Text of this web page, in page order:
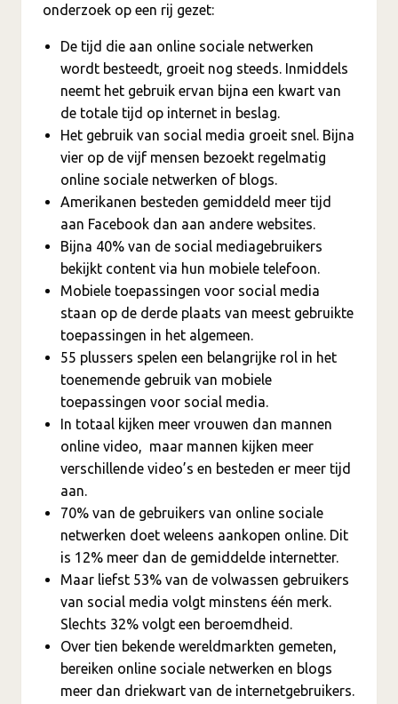
onderzoek op een rij gezet:
De tijd die aan online sociale netwerken
wordt besteedt, groeit nog steeds. Inmiddels
neemt het gebruik ervan bijna een kwart van
de totale tijd op internet in beslag.
Het gebruik van social media groeit snel. Bijna
vier op de vijf mensen bezoekt regelmatig
online sociale netwerken of blogs.
Amerikanen besteden gemiddeld meer tijd
aan Facebook dan aan andere websites.
Bijna 40% van de social mediagebruikers
bekijkt content via hun mobiele telefoon.
Mobiele toepassingen voor social media
staan op de derde plaats van meest gebruikte
toepassingen in het algemeen.
55 plussers spelen een belangrijke rol in het
toenemende gebruik van mobiele
toepassingen voor social media.
In totaal kijken meer vrouwen dan mannen
online video, maar mannen kijken meer
verschillende video’s en besteden er meer tijd
aan.
70% van de gebruikers van online sociale
netwerken doet weleens aankopen online. Dit
is 12% meer dan de gemiddelde internetter.
Maar liefst 53% van de volwassen gebruikers
van social media volgt minstens één merk.
Slechts 32% volgt een beroemdheid.
Over tien bekende wereldmarkten gemeten,
bereiken online sociale netwerken en blogs
meer dan driekwart van de internetgebruikers.